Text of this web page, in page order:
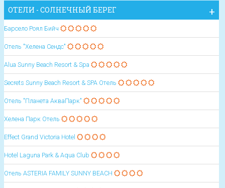
ОТЕЛИ - СОЛНЕЧНЫЙ БЕРЕГ
Барсело Роял Бийч
Отель "Хелена Сендс"
Alua Sunny Beach Resort & Spa
Secrets Sunny Beach Resort & SPA Отель
Отель "Планета АкваПарк"
Хелена Парк Отель
Effect Grand Victoria Hotel
Hotel Laguna Park & Aqua Club
Oтель ASTERIA FAMILY SUNNY BEACH